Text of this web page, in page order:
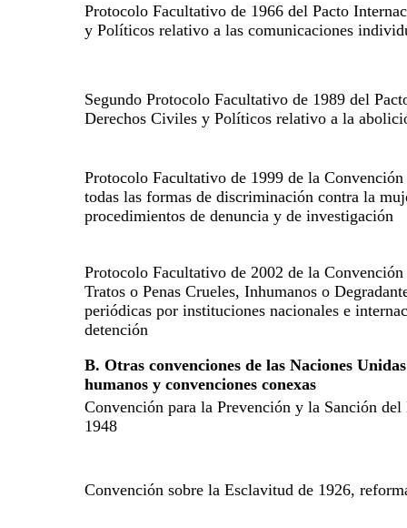
Protocolo Facultativo de 1966 del Pacto
y Políticos relativo a las comunicaciones
Segundo Protocolo Facultativo de 1989 del
Derechos Civiles y Políticos relativo a la
Protocolo Facultativo de 1999 de la
todas las formas de discriminación contra la
procedimientos de denuncia y de investigación
Protocolo Facultativo de 2002 de la
Tratos o Penas Crueles, Inhumanos o
periódicas por instituciones nacionales e
detención
B. Otras convenciones de las Naciones
humanos y convenciones conexas
Convención para la Prevención y la Sanción
1948
Convención sobre la Esclavitud de 1926,